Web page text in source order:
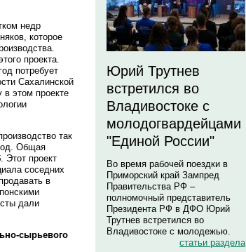
недр
которое
проекта.
потребует
Сахалинской
в этом проекте
так
Общая
Этот проект
соседних
в
дали
сырьевого
Юрий Трутнев
встретился во
Владивостоке с
молодогвардейцами
"Единой России"
Во время рабочей поездки в
Приморский край Зампред
Правительства РФ –
полномочный представитель
Президента РФ в ДФО Юрий
Трутнев встретился во
Владивостоке с молодежью.
статьи раздела